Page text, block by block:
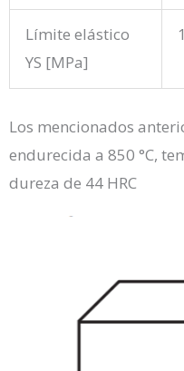
Límite elástico
YS [MPa]
Los mencionados
endurecida a 850 °C,
dureza de 44 HRC